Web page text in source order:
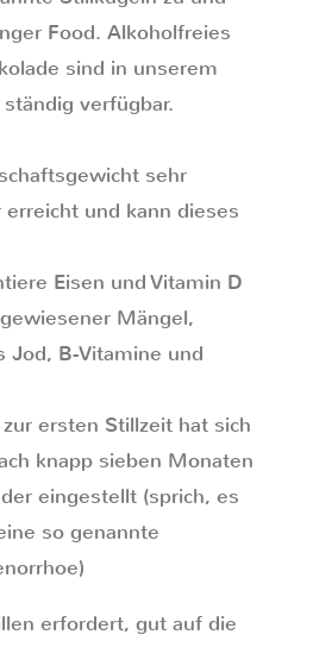
Food. Alkoholfreies
sind in unserem
verfügbar.
sehr
und kann dieses
Eisen und Vitamin D
Mängel,
Jod, B-Vitamine und
ersten Stillzeit hat sich
knapp sieben Monaten
eingestellt (sprich, es
so genannte
erfordert, gut auf die